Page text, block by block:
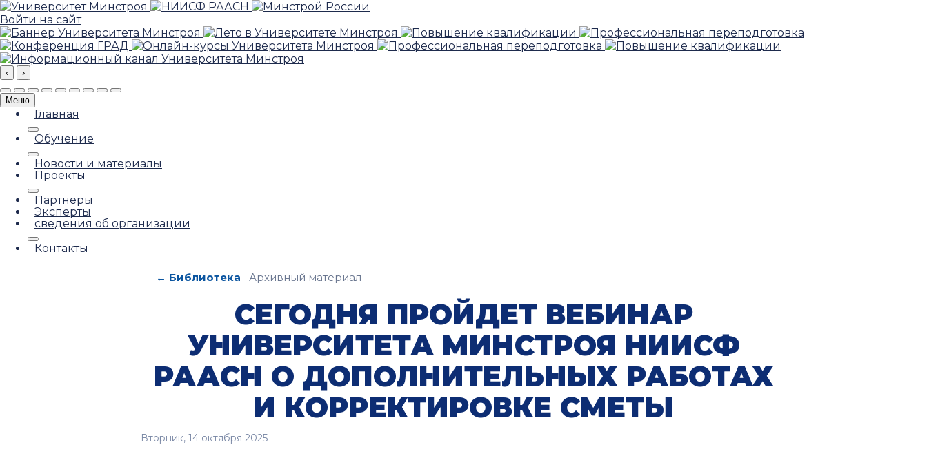
Войти на сайт
‹ ›
Меню
Главная
Обучение
Новости и материалы
Проекты
Партнеры
Эксперты
сведения об организации
Контакты
← Библиотека Архивный материал
СЕГОДНЯ ПРОЙДЕТ ВЕБИНАР
УНИВЕРСИТЕТА МИНСТРОЯ НИИСФ
РААСН О ДОПОЛНИТЕЛЬНЫХ РАБОТАХ
И КОРРЕКТИРОВКЕ СМЕТЫ
Вторник, 14 октября 2025